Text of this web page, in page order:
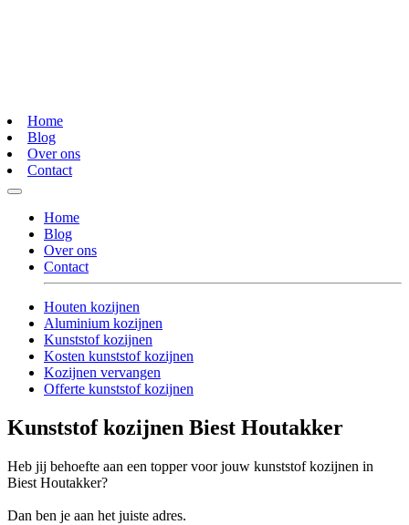
Home
Blog
Over ons
Contact
Home
Blog
Over ons
Contact
Houten kozijnen
Aluminium kozijnen
Kunststof kozijnen
Kosten kunststof kozijnen
Kozijnen vervangen
Offerte kunststof kozijnen
Kunststof kozijnen Biest Houtakker
Heb jij behoefte aan een topper voor jouw kunststof kozijnen in
Biest Houtakker?
Dan ben je aan het juiste adres.